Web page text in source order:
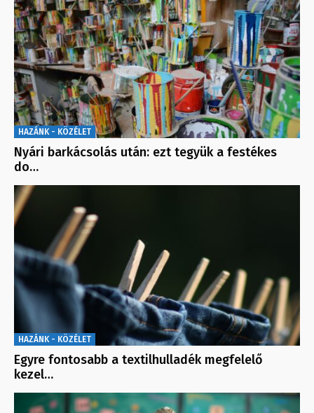
HAZÁNK - KÖZÉLET
Nyári barkácsolás után: ezt tegyük a festékes
do…
HAZÁNK - KÖZÉLET
Egyre fontosabb a textilhulladék megfelelő
kezel…